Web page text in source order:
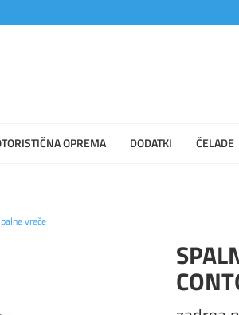
OPREMA DODATKI ČELADE
vreče